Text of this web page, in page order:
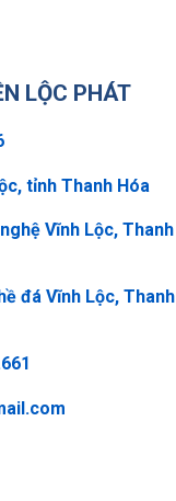
LỘC PHÁT
tỉnh Thanh Hóa
Vĩnh Lộc, Thanh
đá Vĩnh Lộc, Thanh